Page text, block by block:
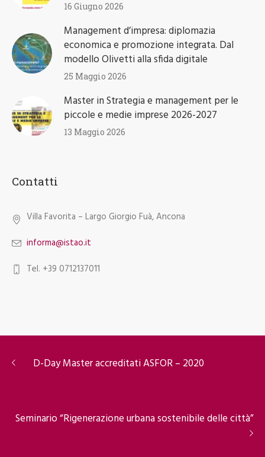
16 Giugno 2026
Management d’impresa: diplomazia
economica e promozione integrata. Dal
modello Olivetti alla sfida digitale
25 Maggio 2026
Master in Strategia e management per le
piccole e medie imprese 2026-2027
13 Maggio 2026
Contatti
Villa Favorita – Largo Giorgio Fuà, Ancona
informa@istao.it
Tel. +39 0712137011
D-Day Master accreditati ASFOR – 2020
Seminario “Rigenerazione urbana sostenibile delle città”